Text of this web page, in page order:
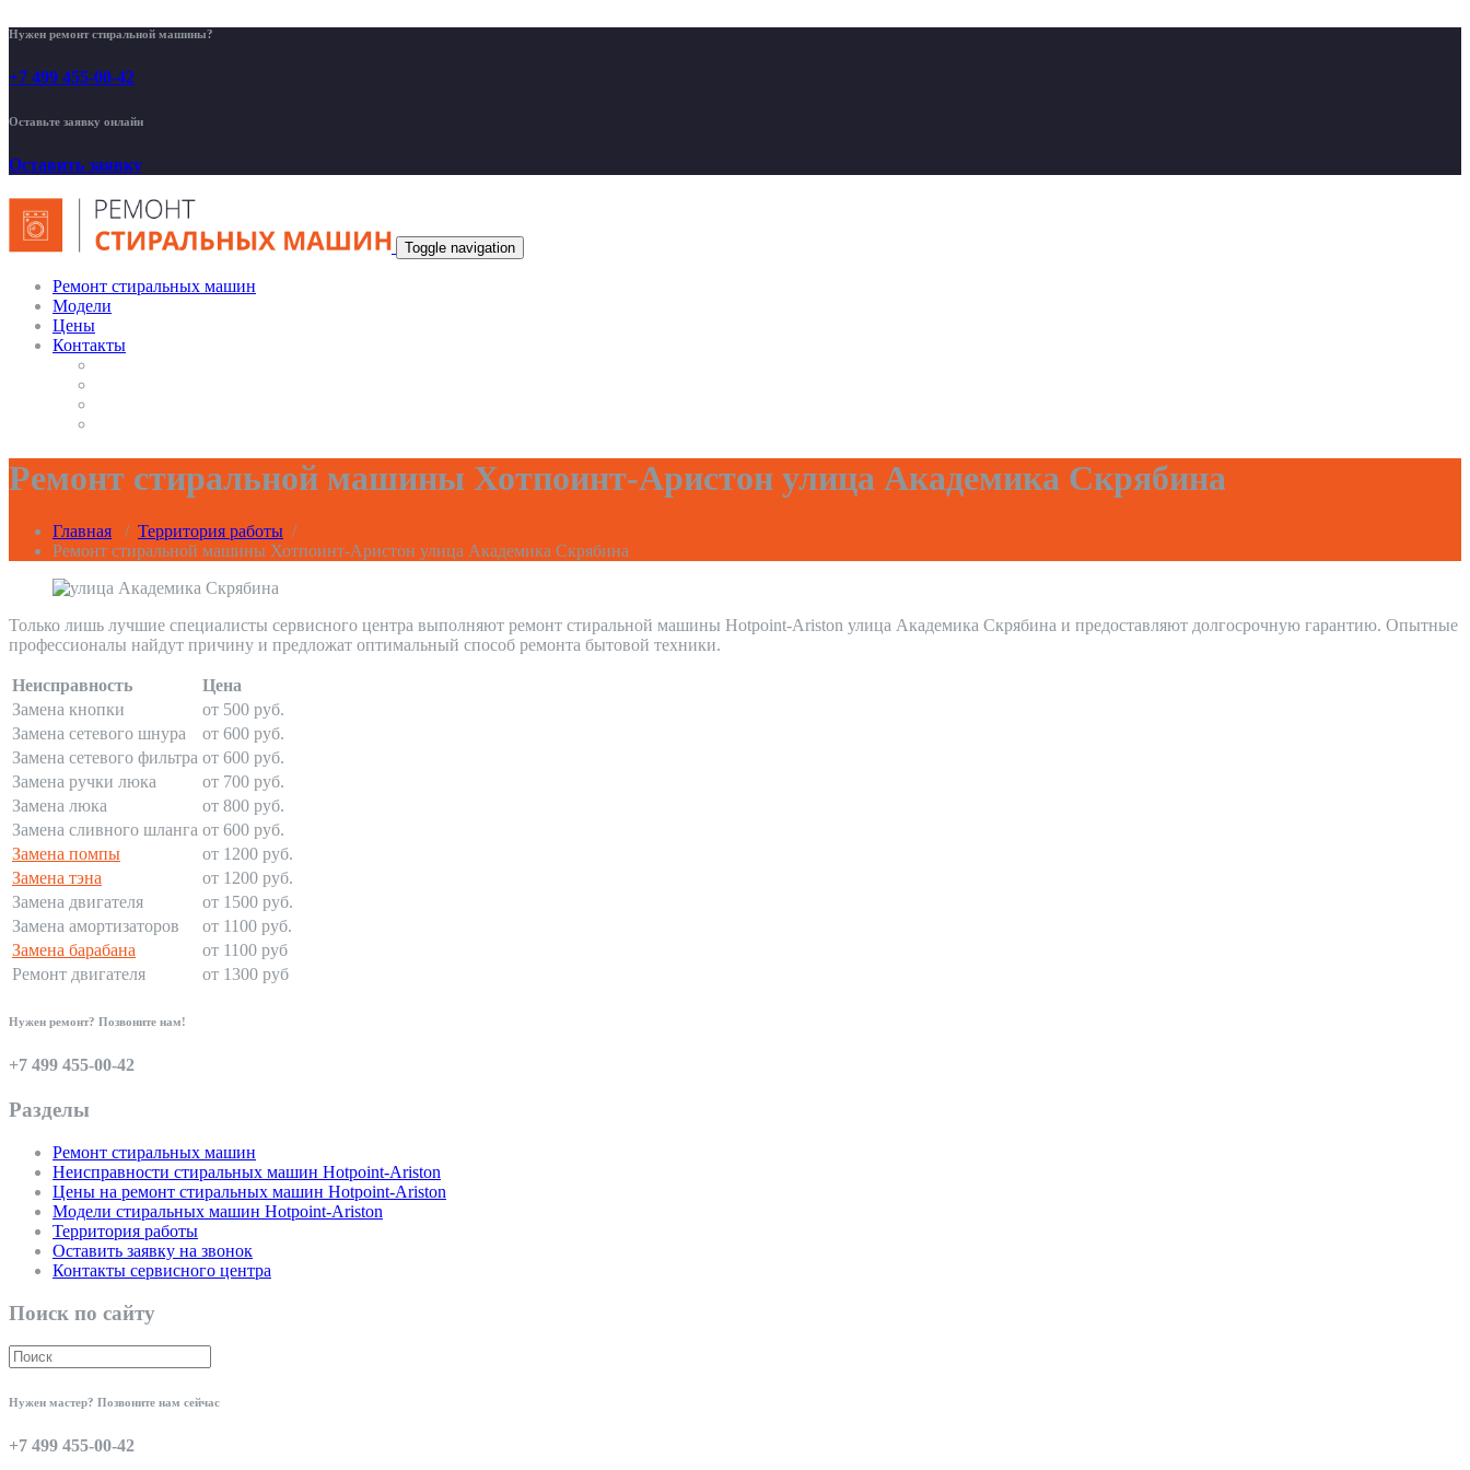
Нужен ремонт стиральной машины?
+7 499 455-00-42
Оставьте заявку онлайн
Оставить заявку
Toggle navigation
Ремонт стиральных машин
Модели
Цены
Контакты
Ремонт стиральной машины Хотпоинт-Аристон улица Академика Скрябина
Главная / Территория работы /
Ремонт стиральной машины Хотпоинт-Аристон улица Академика Скрябина
Только лишь лучшие специалисты сервисного центра выполняют ремонт стиральной машины Hotpoint-Ariston улица Академика Скрябина и предоставляют долгосрочную гарантию. Опытные
профессионалы найдут причину и предложат оптимальный способ ремонта бытовой техники.
Неисправность
Цена
Замена кнопки
от 500 руб.
Замена сетевого шнура
от 600 руб.
Замена сетевого фильтра от 600 руб.
Замена ручки люка
от 700 руб.
Замена люка
от 800 руб.
Замена сливного шланга от 600 руб.
Замена помпы
от 1200 руб.
Замена тэна
от 1200 руб.
Замена двигателя
от 1500 руб.
Замена амортизаторов
от 1100 руб.
Замена барабана
от 1100 руб
Ремонт двигателя
от 1300 руб
Нужен ремонт? Позвоните нам!
+7 499 455-00-42
Разделы
Ремонт стиральных машин
Неисправности стиральных машин Hotpoint-Ariston
Цены на ремонт стиральных машин Hotpoint-Ariston
Модели стиральных машин Hotpoint-Ariston
Территория работы
Оставить заявку на звонок
Контакты сервисного центра
Поиск по сайту
Нужен мастер? Позвоните нам сейчас
+7 499 455-00-42